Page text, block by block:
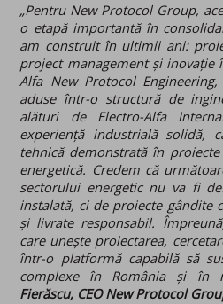
„Pentru New Protocol Group,
o etapă importantă în
am construit în ultimii ani:
project management și inovație
Alfa New Protocol
aduse într-o structură de
alături de Electro-Alfa
experiență industrială solidă,
tehnică demonstrată în
energetică. Credem că
sectorului energetic nu va fi
instalată, ci de proiecte gândite
și livrate responsabil.
care unește proiectarea,
într-o platformă capabilă să
complexe în România și în
Fierăscu, CEO New Protocol